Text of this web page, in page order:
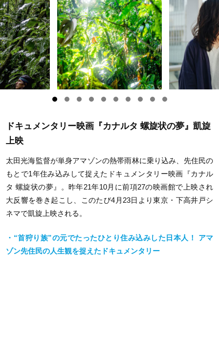
ドキュメンタリー映画『カナルタ 螺旋状の夢』凱旋
上映
太田光海監督が単身アマゾンの熱帯雨林に乗り込み、先住民の
もとで1年住み込みして捉えたドキュメンタリー映画『カナル
タ 螺旋状の夢』。昨年21年10月に前項27の映画館で上映され
大反響を巻き起こし、このたび4月23日より東京・下高井戸シ
ネマで凱旋上映される。
・“首狩り族”の元でたったひとり住み込みした日本人！ アマ
ゾン先住民の人生観を捉えたドキュメンタリー